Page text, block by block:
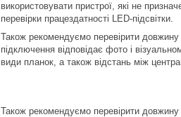
використовувати пристрої, які не
перевірки працездатності LED-підсвітки.
Також рекомендуємо перевірити довжину
підключення відповідає фото і
види планок, а також відстань між
Також рекомендуємо перевірити довжину